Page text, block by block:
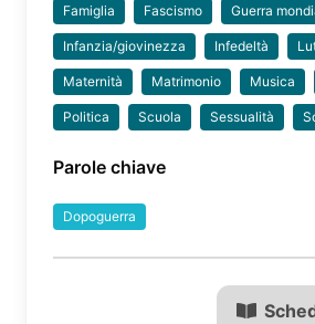
Famiglia Fascismo Guerra
Infanzia/giovinezza Infedeltà
Maternità Matrimonio Musica
Politica Scuola Sessualità
Parole chiave
Dopoguerra